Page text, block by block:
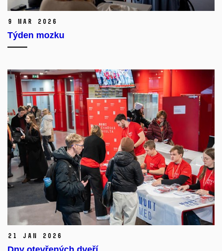
9 Mar 2026
Týden mozku
21 Jan 2026